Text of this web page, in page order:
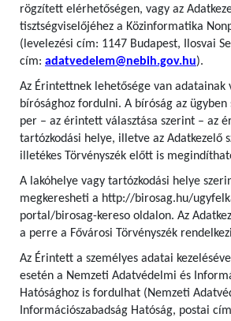
rögzített elérhetőségen, vagy az
tisztségviselőjéhez a Közinformatika
(levelezési cím: 1147 Budapest, Ilosvai
cím: adatvedelem@nebih.gov.hu).
Az Érintettnek lehetősége van adatainak
bírósághoz fordulni. A bíróság az
per – az érintett választása szerint – az
tartózkodási helye, illetve az Adatkezelő
illetékes Törvényszék előtt is
A lakóhelye vagy tartózkodási helye
megkeresheti a http://birosag.hu/
portal/birosag-kereso oldalon. Az
a perre a Fővárosi Törvényszék
Az Érintett a személyes adatai
esetén a Nemzeti Adatvédelmi és
Hatósághoz is fordulhat (Nemzeti
Információszabadság Hatóság, postai